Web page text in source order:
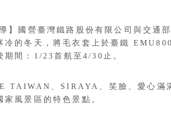
】國營臺灣鐵路股份有限公司與交通
冷的冬天，將毛衣套上於臺鐵
期間：1/23首航至4/30止。
TAIWAN、SIRAYA、笑臉、愛心滿
風景區的特色景點。